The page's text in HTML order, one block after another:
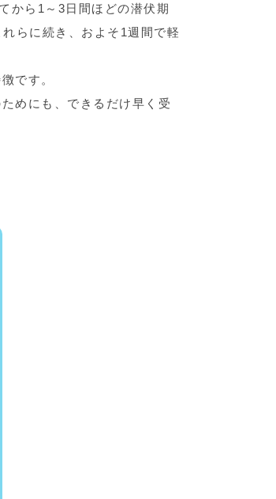
から1～3日間ほどの潜伏期
らに続き、およそ1週間で軽
です。
めにも、できるだけ早く受